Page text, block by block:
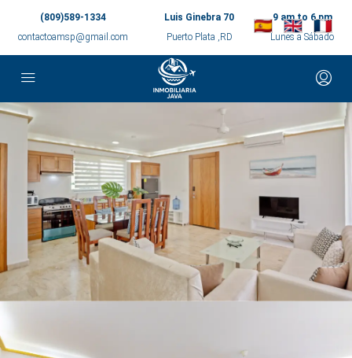
(809)589-1334
contactoamsp@gmail.com
Luis Ginebra 70
Puerto Plata ,RD
9 am to 6 pm
Lunes a Sábado